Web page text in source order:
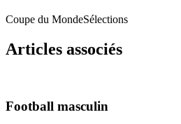
Coupe du MondeSélections
Articles associés
Football masculin